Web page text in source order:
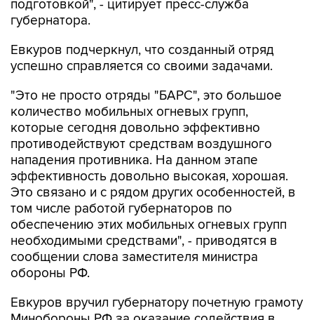
Евкуров подчеркнул, что созданный отряд
"Это не просто отряды "БАРС", это большое
которые сегодня довольно эффективно
противодействуют средствам воздушного
нападения противника. На данном этапе
эффективность довольно высокая, хорошая.
Это связано и с рядом других особенностей, в
том числе работой губернаторов по
обеспечению этих мобильных огневых групп
необходимыми средствами", - приводятся в
сообщении слова заместителя министра
обороны РФ.
Евкуров вручил губернатору почетную грамоту
решении задач, возложенных на ВС РФ.